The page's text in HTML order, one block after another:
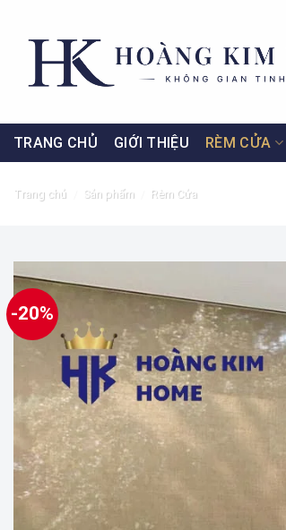
TRANG CHỦ GIỚI THIỆU RÈM CỬA
Trang chủ Sản phẩm Rèm Cửa
-20%